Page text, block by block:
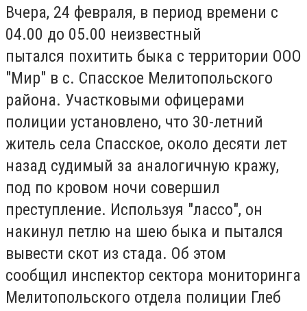
Вчера, 24 февраля, в период времени с
04.00 до 05.00 неизвестный
пытался похитить быка с территории ООО
"Мир" в с. Спасское Мелитопольского
района. Участковыми офицерами
полиции установлено, что 30-летний
житель села Спасское, около десяти лет
назад судимый за аналогичную кражу,
под по кровом ночи совершил
преступление. Используя "лассо", он
накинул петлю на шею быка и пытался
вывести скот из стада. Об этом
сообщил инспектор сектора мониторинга
Мелитопольского отдела полиции Глеб